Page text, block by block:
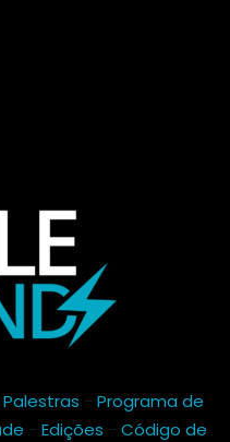
- Programa de
- Edições - Código de